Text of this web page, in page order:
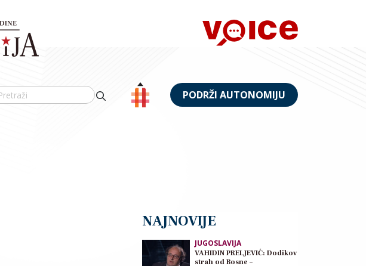
PODRŽI AUTONOMIJU
NAJNOVIJE
JUGOSLAVIJA
VAHIDIN PRELJEVIĆ: Dodikov
strah od Bosne –